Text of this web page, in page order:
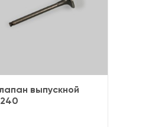
выпускной